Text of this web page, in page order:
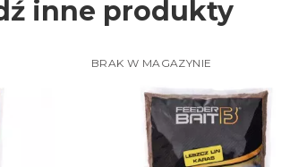
inne produkty
BRAK W MAGAZYNIE